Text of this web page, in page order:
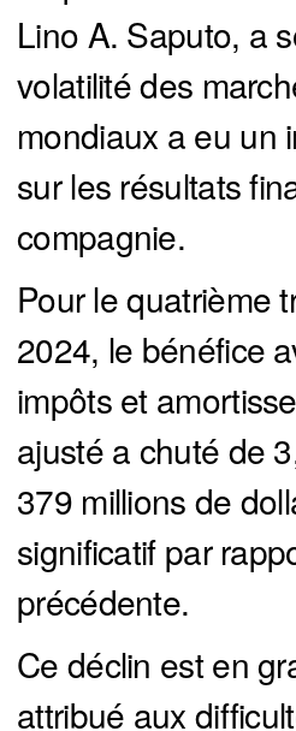
Lino A. Saputo, a
volatilité des
mondiaux a eu un
sur les résultats
compagnie.
Pour le quatrième
2024, le bénéfice
impôts et
ajusté a chuté de
379 millions de
significatif par
précédente.
Ce déclin est en
attribué aux